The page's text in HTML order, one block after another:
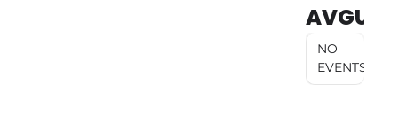
AVGUST
NO
EVENTS